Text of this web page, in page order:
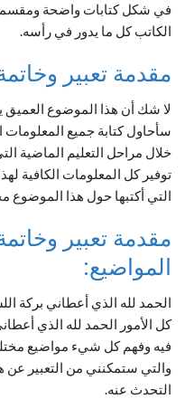
في شكل كتابات واضحة
الكاتب كل ما يدور في رأسه.
مقدمة تعبير
لا شك أن هذا الموضوع
سأحاول كتابة جميع المعلومات
خلال مراحل التعليم الماضية
توفير كل المعلومات الكافية
التي أكتبها حول هذا الموضوع
مقدمة تعبير
المواضيع:
الحمد لله الذي أعطاني بركة
كل الأمور الحمد لله الذي
فيه وفهم كل شيء مواضيع
والتي ستمكنني من التعبير عن
التحدث عنه.